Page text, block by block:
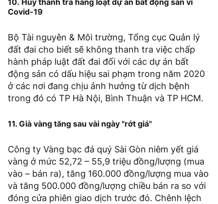
10. Huỷ thanh tra hàng loạt dự án bất động sản vì
Covid-19
Bộ Tài nguyên & Môi trường, Tổng cục Quản lý
đất đai cho biết sẽ không thanh tra việc chấp
hành pháp luật đất đai đối với các dự án bất
động sản có dấu hiệu sai phạm trong năm 2020
ở các nơi đang chịu ảnh hưởng từ dịch bệnh
trong đó có TP Hà Nội, Bình Thuận và TP HCM.
11. Già vàng tăng sau vài ngày "rớt giá"
Công ty Vàng bạc đá quý Sài Gòn niêm yết giá
vàng ở mức 52,72 – 55,9 triệu đồng/lượng (mua
vào – bán ra), tăng 160.000 đồng/lượng mua vào
và tăng 500.000 đồng/lượng chiều bán ra so với
đóng cửa phiên giao dịch trước đó. Chênh lệch